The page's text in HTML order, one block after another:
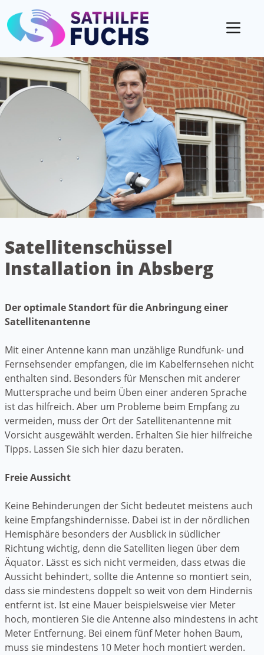
Satellitenschüssel
Installation in Absberg
Der optimale Standort für die Anbringung einer
Satellitenantenne
Mit einer Antenne kann man unzählige Rundfunk- und
Fernsehsender empfangen, die im Kabelfernsehen nicht
enthalten sind. Besonders für Menschen mit anderer
Muttersprache und beim Üben einer anderen Sprache
ist das hilfreich. Aber um Probleme beim Empfang zu
vermeiden, muss der Ort der Satellitenantenne mit
Vorsicht ausgewählt werden. Erhalten Sie hier hilfreiche
Tipps. Lassen Sie sich hier dazu beraten.
Freie Aussicht
Keine Behinderungen der Sicht bedeutet meistens auch
keine Empfangshindernisse. Dabei ist in der nördlichen
Hemisphäre besonders der Ausblick in südlicher
Richtung wichtig, denn die Satelliten liegen über dem
Äquator. Lässt es sich nicht vermeiden, dass etwas die
Aussicht behindert, sollte die Antenne so montiert sein,
dass sie mindestens doppelt so weit von dem Hindernis
entfernt ist. Ist eine Mauer beispielsweise vier Meter
hoch, montieren Sie die Antenne also mindestens in acht
Meter Entfernung. Bei einem fünf Meter hohen Baum,
muss sie mindestens 10 Meter hoch montiert werden.